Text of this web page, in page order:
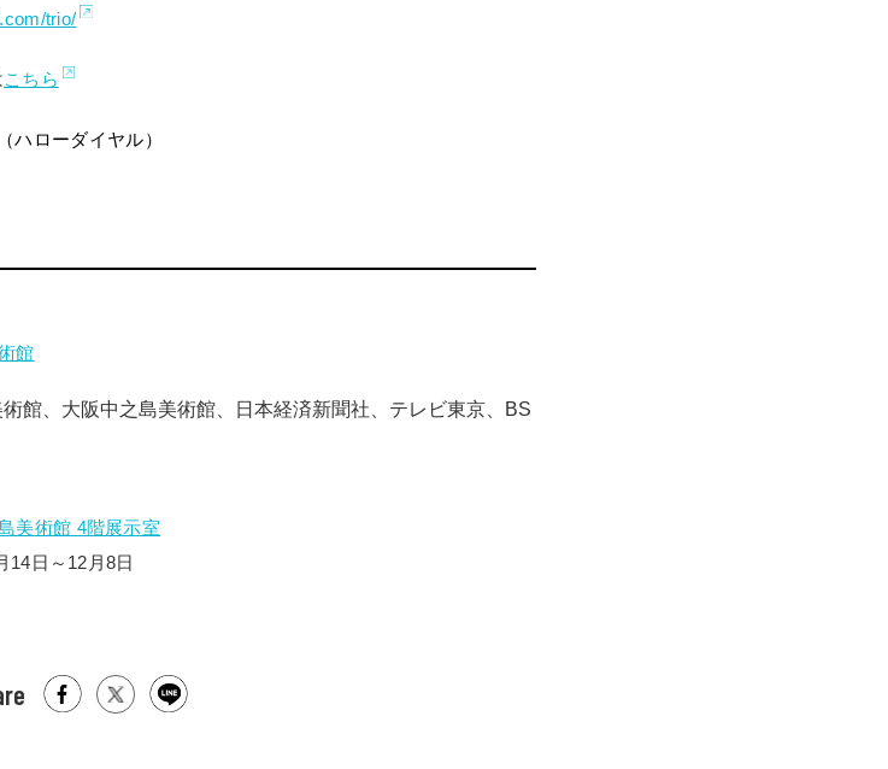
trio/
こちら
ハローダイヤル）
館
館、大阪中之島美術館、日本経済新聞社、テレビ東京、BS
美術館 4階展示室
14日～12月8日